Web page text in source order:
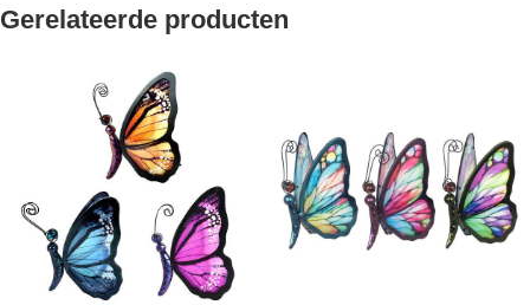
Gerelateerde producten